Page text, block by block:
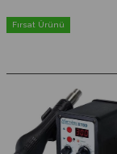
Fırsat Ürünü